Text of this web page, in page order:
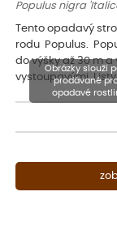
Populus nigra
Tento opadavý
rodu Populus.
do výšky až 30 m
vystoupavými. Listy
Obrázky slouží
prodávané
opadavé
Rostliny mohou